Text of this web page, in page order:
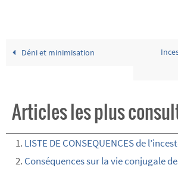
Déni et minimisation
Articles les plus
LISTE DE CONSEQUENCES de
Conséquences sur la vie conjugale